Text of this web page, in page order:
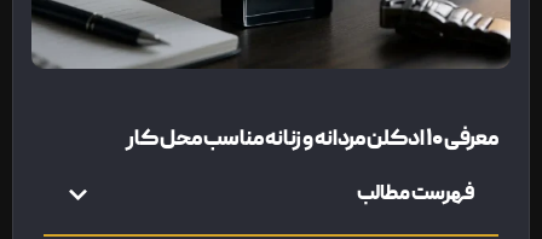
معرفی ۱۰ ادکلن مردانه و زنانه مناسب محل کار
فهرست مطالب